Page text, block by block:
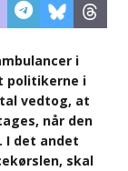
i
politikerne i
vedtog, at
når den
I det andet
skal